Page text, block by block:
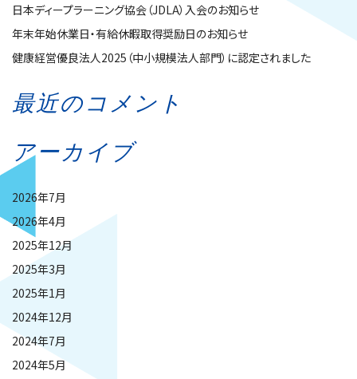
日本ディープラーニング協会（JDLA）入会のお知らせ
年末年始休業日・有給休暇取得奨励日のお知らせ
健康経営優良法人2025（中小規模法人部門）に認定されました
最近のコメント
アーカイブ
2026年7月
2026年4月
2025年12月
2025年3月
2025年1月
2024年12月
2024年7月
2024年5月